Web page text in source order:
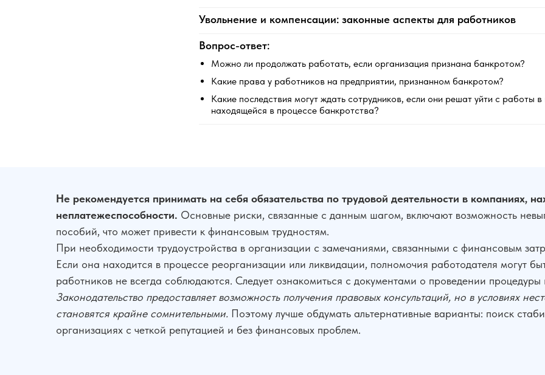
Увольнение и компенсации: законные аспекты для работников
Вопрос-ответ:
Можно ли продолжать работать, если организация признана банкротом?
Какие права у работников на предприятии, признанном банкротом?
Какие последствия могут ждать сотрудников, если они решат уйти с работы
находящейся в процессе банкротства?
Не рекомендуется принимать на себя обязательства по трудовой деятельности в компаниях,
неплатежеспособности. Основные риски, связанные с данным шагом, включают возможность
пособий, что может привести к финансовым трудностям.
При необходимости трудоустройства в организации с замечаниями, связанными с финансовым
Если она находится в процессе реорганизации или ликвидации, полномочия работодателя могут
работников не всегда соблюдаются. Следует ознакомиться с документами о проведении
Законодательство предоставляет возможность получения правовых консультаций, но в условиях
становятся крайне сомнительными. Поэтому лучше обдумать альтернативные варианты: поиск
организациях с четкой репутацией и без финансовых проблем.